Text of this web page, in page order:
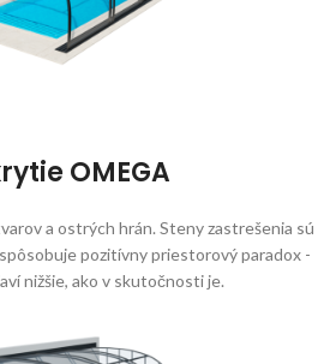
OMEGA
a ostrých hrán. Steny zastrešenia sú
pozitívny priestorový paradox -
nižšie, ako v skutočnosti je.